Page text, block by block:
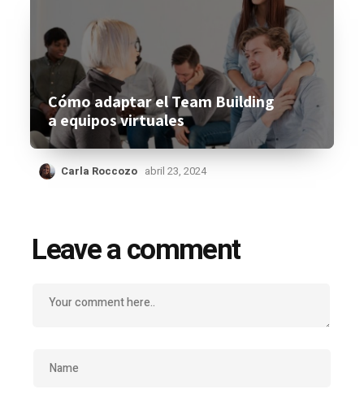
Cómo adaptar el Team Building
a equipos virtuales
Carla Roccozo abril 23, 2024
Leave a comment